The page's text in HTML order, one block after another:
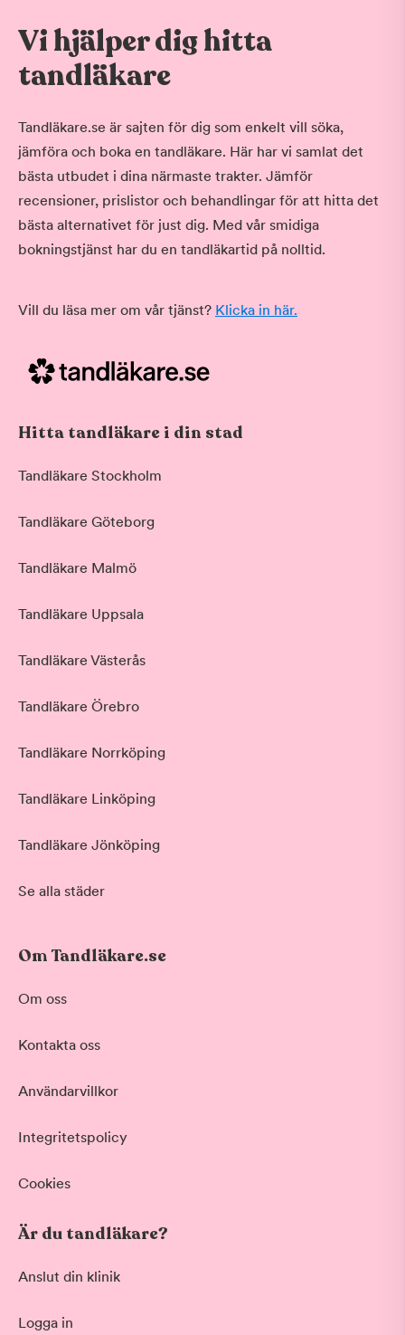
Vi hjälper dig hitta
tandläkare
Tandläkare.se är sajten för dig som enkelt vill söka,
jämföra och boka en tandläkare. Här har vi samlat det
bästa utbudet i dina närmaste trakter. Jämför
recensioner, prislistor och behandlingar för att hitta det
bästa alternativet för just dig. Med vår smidiga
bokningstjänst har du en tandläkartid på nolltid.
Vill du läsa mer om vår tjänst? Klicka in här.
Hitta tandläkare i din stad
Tandläkare Stockholm
Tandläkare Göteborg
Tandläkare Malmö
Tandläkare Uppsala
Tandläkare Västerås
Tandläkare Örebro
Tandläkare Norrköping
Tandläkare Linköping
Tandläkare Jönköping
Se alla städer
Om Tandläkare.se
Om oss
Kontakta oss
Användarvillkor
Integritetspolicy
Cookies
Är du tandläkare?
Anslut din klinik
Logga in